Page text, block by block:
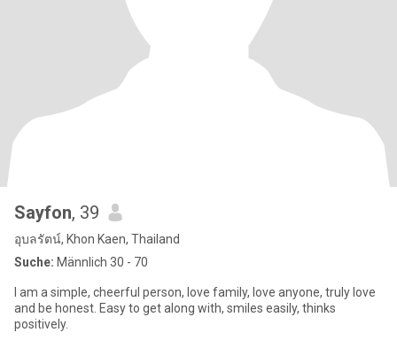
Sayfon, 39
อุบลรัตน์, Khon Kaen, Thailand
Suche: Männlich 30 - 70
I am a simple, cheerful person, love family, love anyone, truly love
and be honest. Easy to get along with, smiles easily, thinks
positively.